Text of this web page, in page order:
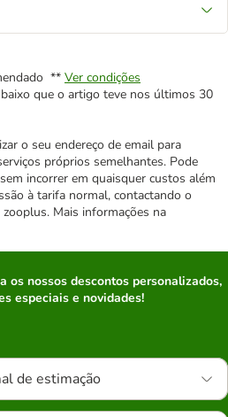
** Ver condições
que o artigo teve nos últimos 30
o seu endereço de email para
próprios semelhantes. Pode
incorrer em quaisquer custos além
à tarifa normal, contactando o
Mais informações na
os nossos descontos personalizados,
especiais e novidades!
de estimação